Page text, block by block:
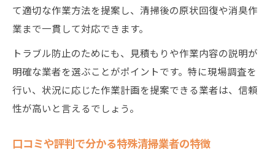
て適切な作業方法を提案し、清掃後の原状回復や消臭作
業まで一貫して対応できます。
トラブル防止のためにも、見積もりや作業内容の説明が
明確な業者を選ぶことがポイントです。特に現場調査を
行い、状況に応じた作業計画を提案できる業者は、信頼
性が高いと言えるでしょう。
口コミや評判で分かる特殊清掃業者の特徴